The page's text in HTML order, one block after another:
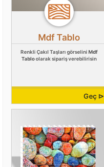
Mdf Tablo
Renkli Çakıl Taşları görselini Mdf
Tabloolarak sipariş verebilirisin
Geç ⊳